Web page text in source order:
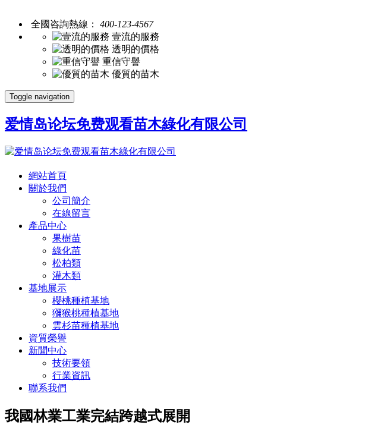
全國咨詢熱線： 400-123-4567
壹流的服務
透明的價格
重信守譽
優質的苗木
Toggle navigation
爱情岛论坛免费观看苗木綠化有限公司
網站首頁
關於我們
公司簡介
在線留言
產品中心
果樹苗
綠化苗
松柏類
灌木類
基地展示
櫻桃種植基地
獼猴桃種植基地
雲杉苗種植基地
資質榮譽
新聞中心
技術要領
行業資訊
聯系我們
我國林業工業完結跨越式展開